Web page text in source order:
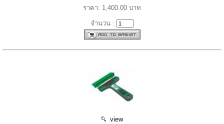
ราคา: 1,400.00 บาท
จำนวน :
view